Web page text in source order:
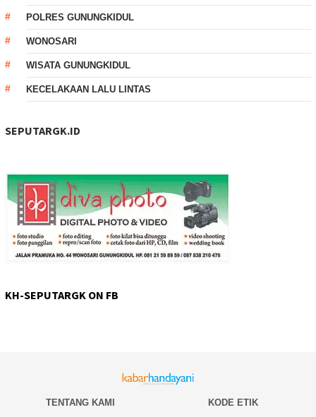
POLRES GUNUNGKIDUL
WONOSARI
WISATA GUNUNGKIDUL
KECELAKAAN LALU LINTAS
SEPUTARGK.ID
KH-SEPUTARGK ON FB
TENTANG KAMI
KODE ETIK